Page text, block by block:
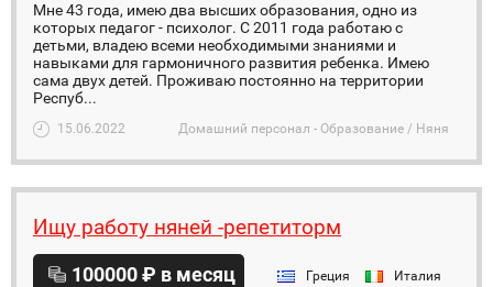
Мне 43 года, имею два высших образования, одно из
которых педагог - психолог. С 2011 года работаю с
детьми, владею всеми необходимыми знаниями и
навыками для гармоничного развития ребенка. Имею
сама двух детей. Проживаю постоянно на территории
Респуб...
15.06.2022 Домашний персонал - Образование / Няня
Ищу работу няней -репетиторм
100000 ₽ в месяц Греция
Италия